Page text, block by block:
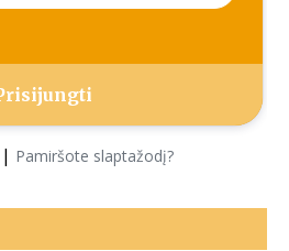
| Pamiršote slaptažodį?